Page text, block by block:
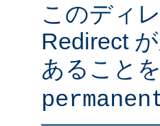
このディ
Redirect
あること